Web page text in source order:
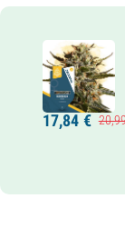
Pais
Power
8-9
17,84 € 20,